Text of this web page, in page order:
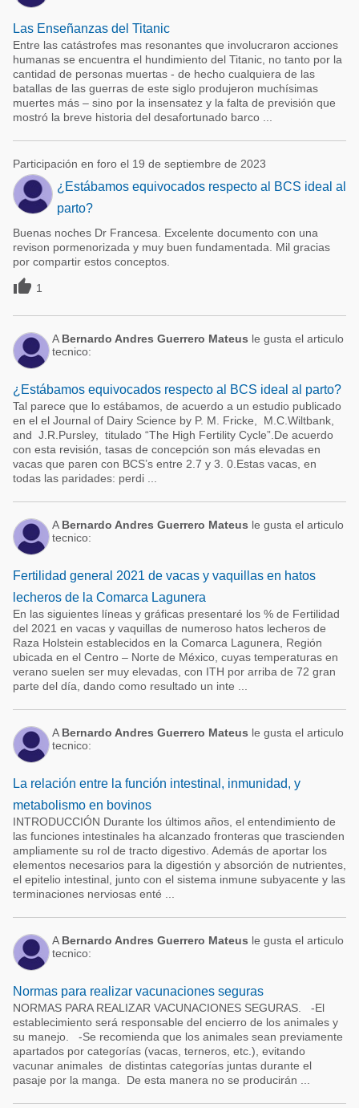
Las Enseñanzas del Titanic
Entre las catástrofes mas resonantes que involucraron acciones
humanas se encuentra el hundimiento del Titanic, no tanto por la
cantidad de personas muertas - de hecho cualquiera de las
batallas de las guerras de este siglo produjeron muchísimas
muertes más – sino por la insensatez y la falta de previsión que
mostró la breve historia del desafortunado barco ...
Participación en foro el 19 de septiembre de 2023
¿Estábamos equivocados respecto al BCS ideal al
parto?
Buenas noches Dr Francesa. Excelente documento con una
revison pormenorizada y muy buen fundamentada. Mil gracias
por compartir estos conceptos.
 1
A Bernardo Andres Guerrero Mateus le gusta el articulo
tecnico:
¿Estábamos equivocados respecto al BCS ideal al parto?
Tal parece que lo estábamos, de acuerdo a un estudio publicado
en el el Journal of Dairy Science by P. M. Fricke, M.C.Wiltbank,
and J.R.Pursley, titulado “The High Fertility Cycle”.De acuerdo
con esta revisión, tasas de concepción son más elevadas en
vacas que paren con BCS’s entre 2.7 y 3. 0.Estas vacas, en
todas las paridades: perdi ...
A Bernardo Andres Guerrero Mateus le gusta el articulo
tecnico:
Fertilidad general 2021 de vacas y vaquillas en hatos
lecheros de la Comarca Lagunera
En las siguientes líneas y gráficas presentaré los % de Fertilidad
del 2021 en vacas y vaquillas de numeroso hatos lecheros de
Raza Holstein establecidos en la Comarca Lagunera, Región
ubicada en el Centro – Norte de México, cuyas temperaturas en
verano suelen ser muy elevadas, con ITH por arriba de 72 gran
parte del día, dando como resultado un inte ...
A Bernardo Andres Guerrero Mateus le gusta el articulo
tecnico:
La relación entre la función intestinal, inmunidad, y
metabolismo en bovinos
INTRODUCCIÓN Durante los últimos años, el entendimiento de
las funciones intestinales ha alcanzado fronteras que trascienden
ampliamente su rol de tracto digestivo. Además de aportar los
elementos necesarios para la digestión y absorción de nutrientes,
el epitelio intestinal, junto con el sistema inmune subyacente y las
terminaciones nerviosas enté ...
A Bernardo Andres Guerrero Mateus le gusta el articulo
tecnico:
Normas para realizar vacunaciones seguras
NORMAS PARA REALIZAR VACUNACIONES SEGURAS. -El
establecimiento será responsable del encierro de los animales y
su manejo. -Se recomienda que los animales sean previamente
apartados por categorías (vacas, terneros, etc.), evitando
vacunar animales de distintas categorías juntas durante el
pasaje por la manga. De esta manera no se producirán ...